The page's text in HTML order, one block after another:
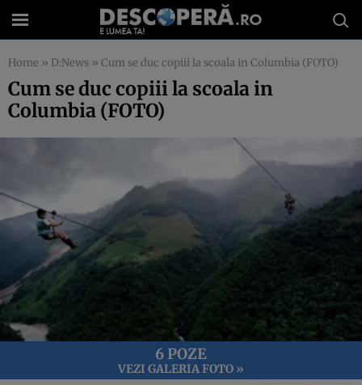
Home » D:News » Cum se duc copiii la scoala in Columbia (FOTO)
Cum se duc copiii la scoala in
Columbia (FOTO)
6 POZE
VEZI GALERIA FOTO »